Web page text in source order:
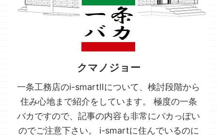
クマノジョー
一条工務店のi-smartⅡについて、検討段階から
住み心地まで紹介をしています。 極度の一条
バカですので、記事の内容も非常にバカっぽい
のでご注意下さい。 i-smartに住んでいるのに